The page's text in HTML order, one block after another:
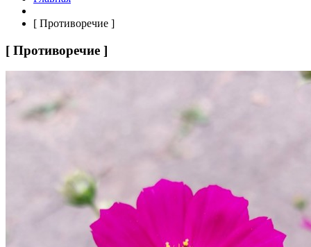
[ Противоречие ]
[ Противоречие ]